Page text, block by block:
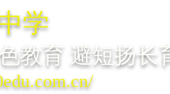
学
教育 避短扬长